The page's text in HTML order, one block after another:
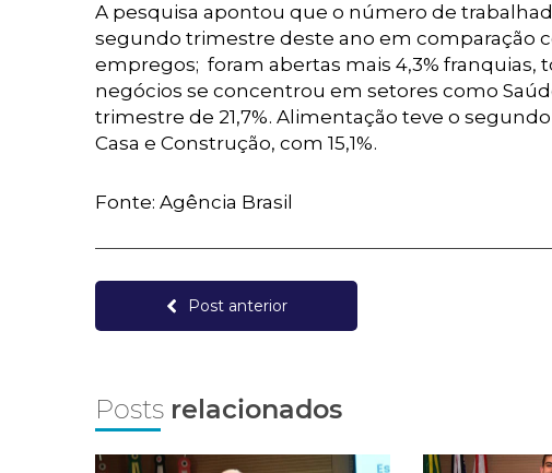
A pesquisa apontou que o número de
segundo trimestre deste ano em comparação
empregos; foram abertas mais 4,3% franquias,
negócios se concentrou em setores como
trimestre de 21,7%. Alimentação teve o
Casa e Construção, com 15,1%.
Fonte: Agência Brasil
Post anterior
Posts relacionados